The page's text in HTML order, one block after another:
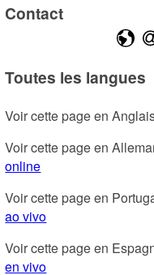
Contact
Toutes les langues
Voir cette page en
Voir cette page en
online
Voir cette page en
ao vivo
Voir cette page en
en vivo